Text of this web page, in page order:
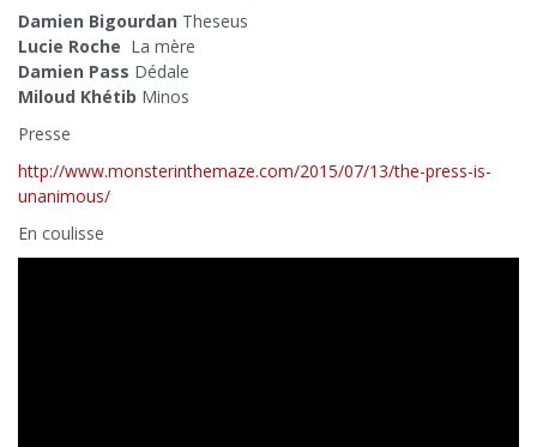
Damien Bigourdan Theseus
Lucie Roche La mère
Damien Pass Dédale
Miloud Khétib Minos
Presse
http://www.monsterinthemaze.com/2015/07/13/the-press-is-
unanimous/
En coulisse